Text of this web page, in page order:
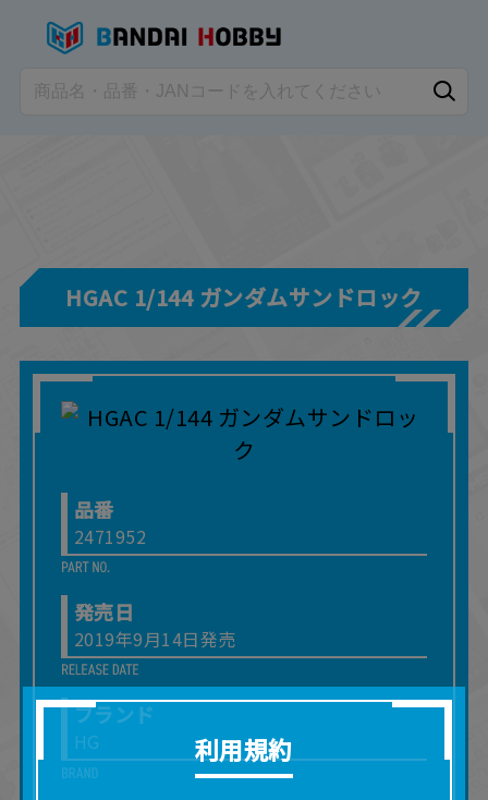
HGAC 1/144 ガンダムサンドロック
品番
2471952
発売日
2019年9月14日発売
ブランド
HG 利用規約